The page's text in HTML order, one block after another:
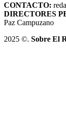
CONTACTO:
DIRECTORES
Paz Campuzano
2025 ©. Sobre El